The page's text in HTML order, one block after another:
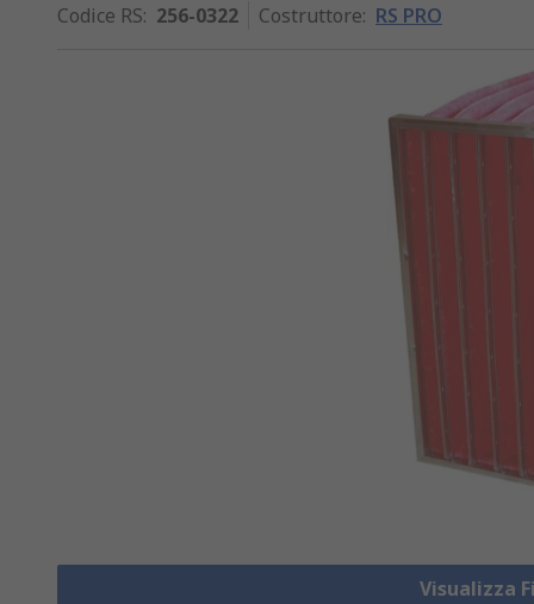
Codice RS: 256-0322 Costruttore: RS PRO
Visualizza